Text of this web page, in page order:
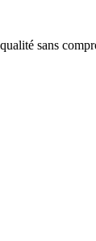
sans